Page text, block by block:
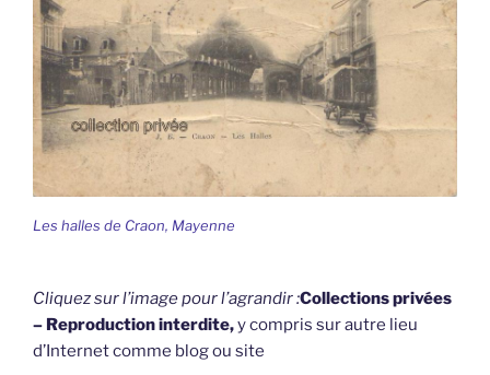
Les halles de Craon, Mayenne
Cliquez sur l’image pour l’agrandir :Collections privées
– Reproduction interdite,y compris sur autre lieu
d’Internet comme blog ou site